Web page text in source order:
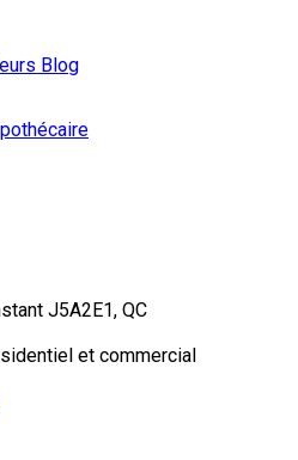
Blog
J5A2E1, QC
et commercial